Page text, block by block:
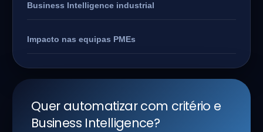
Business Intelligence industrial
Impacto nas equipas PMEs
Quer automatizar com critério e
Business Intelligence?